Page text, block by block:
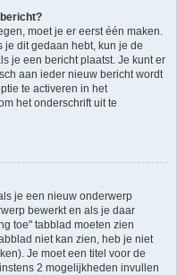
moet je er eerst één maken.
je dit gedaan hebt, kun je de
je een bericht plaatst. Je kunt er
aan ieder nieuw bericht wordt
te activeren in het
het onderschrift uit te
je een nieuw onderwerp
bewerkt en als je daar
toe" tabblad moeten zien
niet kan zien, heb je niet
Je moet een titel voor de
2 mogelijkheden invullen